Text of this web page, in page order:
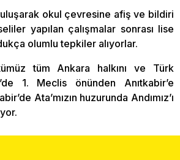
okul çevresine afiş ve bildiri
yapılan çalışmalar sonrası lise
olumlu tepkiler alıyorlar.
tüm Ankara halkını ve Türk
1. Meclis önünden Anıtkabir’e
Ata’mızın huzurunda Andımız’ı